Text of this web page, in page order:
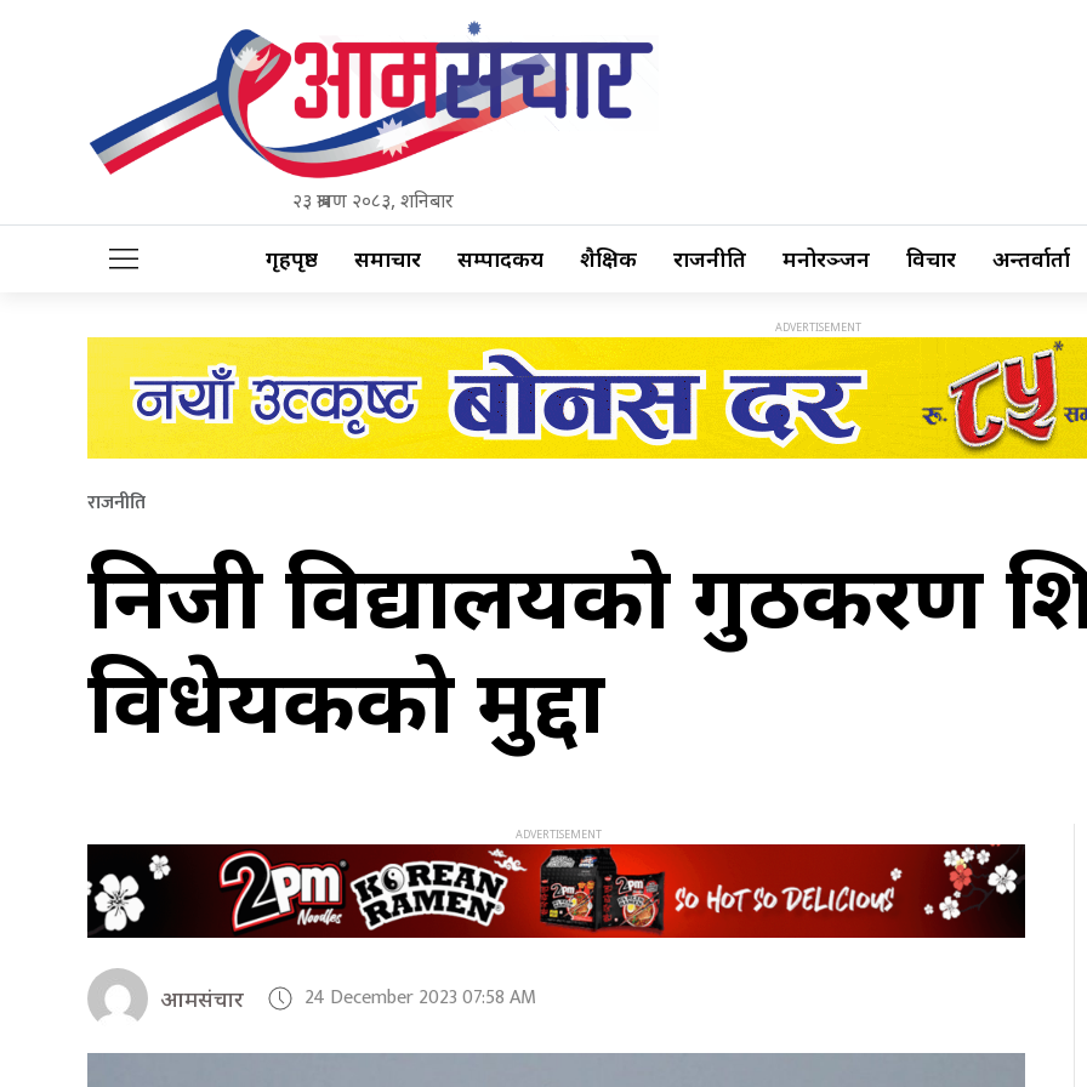
२३ श्रावण २०८३, शनिबार
गृहपृष्ठ समाचार सम्पादकीय शैक्षिक राजनीति मनोरञ्जन विचार अन्तर्वार्ता
राजनीति
निजी विद्यालयको गुठीकरण
विधेयकको मुद्दा
आमसंचार 24 December 2023 07:58 AM